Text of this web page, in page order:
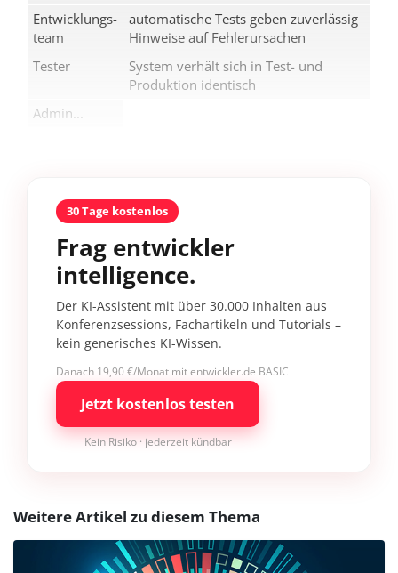
Entwicklungs-
team
automatische Tests geben zuverlässig
Hinweise auf Fehlerursachen
Tester
System verhält sich in Test- und
Produktion identisch
Admin...
30 Tage kostenlos
Frag entwickler
intelligence.
Der KI-Assistent mit über 30.000 Inhalten aus
Konferenzsessions, Fachartikeln und Tutorials –
kein generisches KI-Wissen.
Danach 19,90 €/Monat mit entwickler.de BASIC
Jetzt kostenlos testen
Kein Risiko · jederzeit kündbar
Weitere Artikel zu diesem Thema